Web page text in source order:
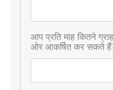
आप प्रति माह कितने
ओर आकर्षित कर सकते